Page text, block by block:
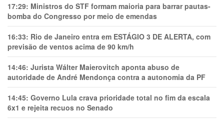
17:29: Ministros do STF formam maioria para barrar pautas-
bomba do Congresso por meio de emendas
16:33: Rio de Janeiro entra em ESTÁGIO 3 DE ALERTA, com
previsão de ventos acima de 90 km/h
14:46: Jurista Wálter Maierovitch aponta abuso de
autoridade de André Mendonça contra a autonomia da PF
14:45: Governo Lula crava prioridade total no fim da escala
6x1 e rejeita recuos no Senado